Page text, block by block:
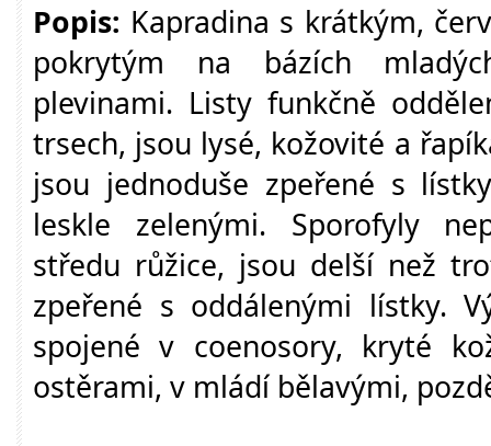
Popis: Kapradina s krátkým,
pokrytým na bázích
plevinami. Listy funkčně
trsech, jsou lysé, kožovité a
jsou jednoduše zpeřené s
leskle zelenými. Sporofyly
středu růžice, jsou delší než
zpeřené s oddálenými lístky.
spojené v coenosory, kryté
ostěrami, v mládí bělavými,